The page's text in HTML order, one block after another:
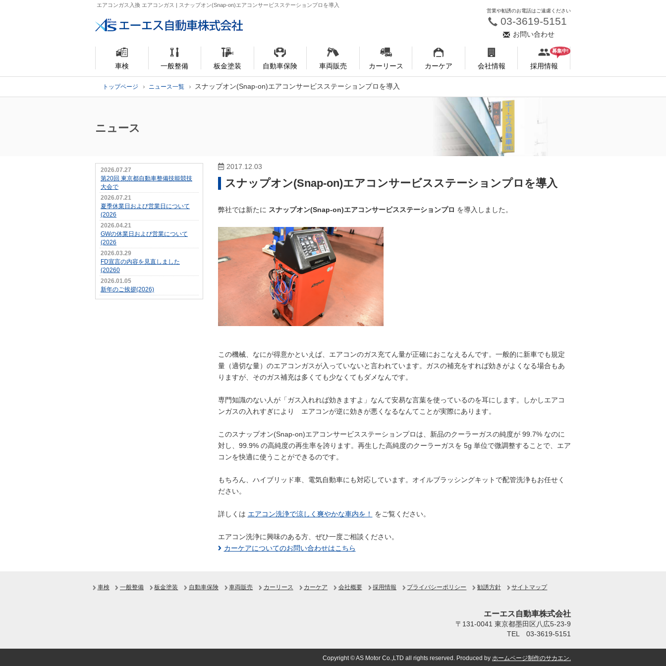
エアコンガス入換 エアコンガス | スナップオン(Snap-on)エアコンサービスステーションプロを導入
営業や勧誘のお電話はご遠慮ください
03-3619-5151
お問い合わせ
車検 一般整備 板金塗装 自動車保険 車両販売 カーリース カーケア 会社情報 採用情報
募集中!
トップページ ニュース一覧 スナップオン(Snap-on)エアコンサービスステーションプロを導入
ニュース
2017.12.03
スナップオン(Snap-on)エアコンサービスステーションプロを導入
弊社では新たに スナップオン(Snap-on)エアコンサービスステーションプロ を導入しました。
この機械、なにが得意かといえば、エアコンのガス充てん量が正確におこなえるんです。一般的に新車でも規定
量（適切な量）のエアコンガスが入っていないと言われています。ガスの補充をすれば効きがよくなる場合もあ
りますが、そのガス補充は多くても少なくてもダメなんです。
専門知識のない人が「ガス入れれば効きますよ」なんて安易な言葉を使っているのを耳にします。しかしエアコ
ンガスの入れすぎにより エアコンが逆に効きが悪くなるなんてことが実際にあります。
このスナップオン(Snap-on)エアコンサービスステーションプロは、新品のクーラーガスの純度が 99.7% なのに
対し、99.9% の高純度の再生率を誇ります。再生した高純度のクーラーガスを 5g 単位で微調整することで、エア
コンを快適に使うことができるのです。
もちろん、ハイブリッド車、電気自動車にも対応しています。オイルブラッシングキットで配管洗浄もお任せく
ださい。
詳しくは エアコン洗浄で涼しく爽やかな車内を！ をご覧ください。
エアコン洗浄に興味のある方、ぜひ一度ご相談ください。
カーケアについてのお問い合わせはこちら
2026.07.27
第20回 東京都自動車整備技能競技
大会で
2026.07.21
夏季休業日および営業日について
(2026
2026.04.21
GWの休業日および営業について
(2026
2026.03.29
FD宣言の内容を見直しました
(20260
2026.01.05
新年のご挨拶(2026)
車検 一般整備 板金塗装 自動車保険 車両販売 カーリース カーケア 会社概要 採用情報 プライバシーポリシー 勧誘方針 サイトマップ
エーエス自動車株式会社
〒131-0041 東京都墨田区八広5-23-9
TEL 03-3619-5151
Copyright © AS Motor Co.,LTD all rights reserved. Produced by ホームページ制作のサカエン.